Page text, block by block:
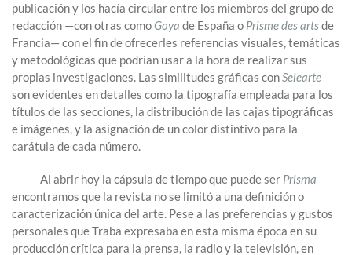
publicación y los hacía circular entre los miembros del grupo de
redacción —con otras comoGoya de España o Prisme des artsde
Francia— con el fin de ofrecerles referencias visuales, temáticas
y metodológicas que podrían usar a la hora de realizar sus
propias investigaciones. Las similitudes gráficas conSelearte
son evidentes en detalles como la tipografía empleada para los
títulos de las secciones, la distribución de las cajas tipográficas
e imágenes, y la asignación de un color distintivo para la
carátula de cada número.
Al abrir hoy la cápsula de tiempo que puede ser Prisma
encontramos que la revista no se limitó a una definición o
caracterización única del arte. Pese a las preferencias y gustos
personales que Traba expresaba en esta misma época en su
producción crítica para la prensa, la radio y la televisión, en